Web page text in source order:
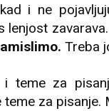
i ne
lenjost zavarava.
Treba
teme za
teme za